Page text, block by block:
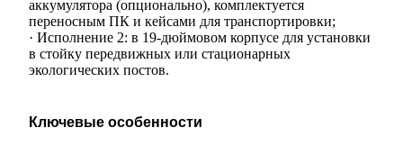
аккумулятора (опционально), комплектуется
переносным ПК и кейсами для транспортировки;
· Исполнение 2: в 19-дюймовом корпусе для установки
в стойку передвижных или стационарных
экологических постов.
Ключевые особенности